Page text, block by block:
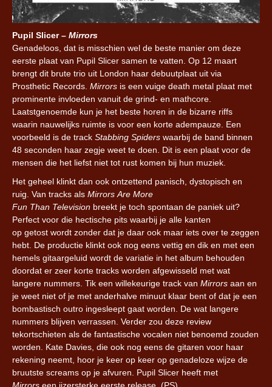
Pupil Slicer – Mirrors
Genadeloos, dat is misschien wel de beste manier om deze
eerste plaat van Pupil Slicer samen te vatten. Op 12 maart
brengt dit brute trio uit London haar debuutplaat uit via
Prosthetic Records. Mirrors is een vuige death metal plaat met
prominente invloeden vanuit de grind- en mathcore.
Laatstgenoemde kun je het beste horen in de bizarre riffs
waarin nauwelijks ruimte is voor een korte adempauze. Een
voorbeeld is de track Stabbing Spiders waarbij de band binnen
48 seconden haar zegje weet te doen. Dit is een plaat voor de
mensen die het liefst niet tot rust komen bij hun muziek.
Het geheel klinkt dan ook ontzettend panisch, dystopisch en
ruig. Van tracks als Mirrors Are More
Fun Than Television breekt je toch spontaan de paniek uit?
Perfect voor die hectische pits waarbij je alle kanten
op getost wordt zonder dat je daar ook maar iets over te zeggen
hebt. De productie klinkt ook nog eens vettig en dik en met een
hemels gitaargeluid wordt de variatie in het album behouden
doordat er zeer korte tracks worden afgewisseld met wat
langere nummers. Tik een willekeurige track van Mirrors aan en
je weet niet of je met anderhalve minuut klaar bent of dat je een
bombastisch outro ingesleept gaat worden. De wat langere
nummers blijven verrassen. Verder zou deze review
tekortschieten als de fantastische vocalen niet benoemd zouden
worden. Kate Davies, die ook nog eens de gitaren voor haar
rekening neemt, hoor je keer op keer op genadeloze wijze de
bruutste screams op je afvuren. Pupil Slicer heeft met